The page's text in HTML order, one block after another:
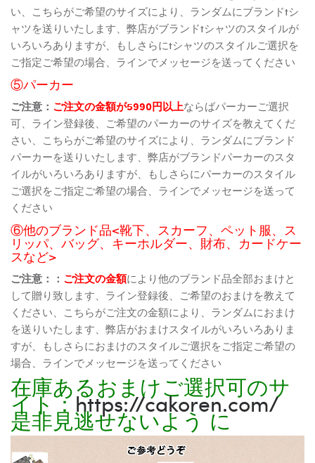
い、こちらがご希望のサイズにより、ランダムにブランドtシ
ャツを送りいたします、弊店がブランドtシャツのスタイルが
いろいろありますが、もしさらにtシャツのスタイルご選択を
ご指定ご希望の場合、ラインでメッセージを送ってください
⑤パーカー
ご注意： ご注文の金額が5990円以上ならばパーカーご選択
可、ライン登録後、ご希望のパーカーのサイズを教えてくだ
さい、こちらがご希望のサイズにより、ランダムにブランド
パーカーを送りいたします、弊店がブランドパーカーのスタ
イルがいろいろありますが、もしさらにパーカーのスタイル
ご選択をご指定ご希望の場合、ラインでメッセージを送って
ください
⑥他のブランド品<靴下、スカーフ、ペット服、ス
リッパ、バッグ、キーホルダー、財布、カードケー
スなど>
ご注意：： ご注文の金額により他のブランド品全部おまけと
して贈り致します、ライン登録後、ご希望のおまけを教えて
ください、こちらがご注文の金額により、ランダムにおまけ
を送りいたします、弊店がおまけスタイルがいろいろありま
すが、もしさらにおまけのスタイルご選択をご指定ご希望の
場合、ラインでメッセージを送ってください
在庫あるおまけご選択可のサ
イト：https://cakoren.com/
是非見逃せないよう に